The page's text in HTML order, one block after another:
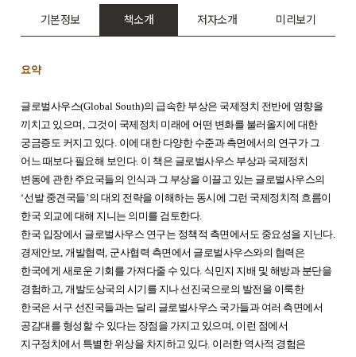
기본정보 책소개 저자소개 미리보기
요약
글로벌사우스(Global South)의 급속한 부상은 국제정치 전반에 영향을
끼치고 있으며, 그것이 국제정치 미래에 어떤 변화를 불러올지에 대한
궁금증도 커지고 있다. 이에 대한 다양한 수준과 측면에서의 연구가 그
어느 때보다 필요해 보인다. 이 책은 글로벌사우스 부상과 국제정치
변동에 관한 주요국들의 인식과 그 부상을 이끌고 있는 글로벌사우스의
‘선발 중견국들’의 대외 전략을 이해하는 동시에 그런 국제정치적 흐름이
한국 외교에 대해 지니는 의미를 검토한다.
한국 입장에서 글로벌사우스 연구는 정책적 측면에서도 중요성을 지닌다.
경제안보,개발협력, 군사협력 측면에서 글로벌사우스와의 협력은
한국에게 새로운 기회를 가져다줄 수 있다. 식민지 지배 및 해방과 분단을
경험하고,개발도상국의 시기를 지나 선진국으로의 발전을 이룩한
한국은 서구 선진국들과는 달리 글로벌사우스 국가들과 여러 측면에서
공감대를 형성할 수 있다는 장점을 가지고 있으며, 이런 점에서
지구정치에서 특별한 위상을 차지하고 있다. 이러한 역사적 경험은